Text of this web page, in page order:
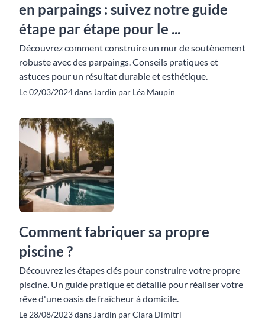
en parpaings : suivez notre guide
étape par étape pour le ...
Découvrez comment construire un mur de soutènement
robuste avec des parpaings. Conseils pratiques et
astuces pour un résultat durable et esthétique.
Le 02/03/2024 dans Jardin par Léa Maupin
Comment fabriquer sa propre
piscine ?
Découvrez les étapes clés pour construire votre propre
piscine. Un guide pratique et détaillé pour réaliser votre
rêve d'une oasis de fraîcheur à domicile.
Le 28/08/2023 dans Jardin par Clara Dimitri